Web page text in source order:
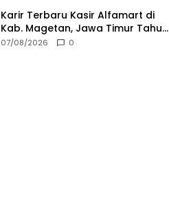
Karir Terbaru Kasir Alfamart di
Kab. Magetan, Jawa Timur Tahun
2025
07/08/2026 0